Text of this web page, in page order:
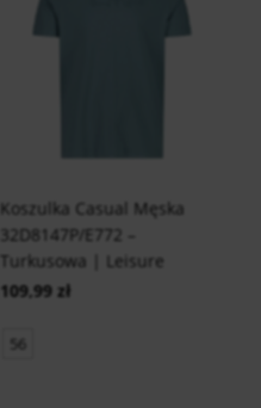
Koszulka Casual Męska
32D8147P/E772 –
Turkusowa | Leisure
109,99 zł
56